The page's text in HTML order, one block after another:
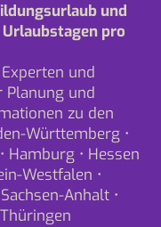
und
pro
und
Planung und
zu den
Württemberg•
• Hamburg • Hessen
Westfalen •
Sachsen-Anhalt •
Thüringen